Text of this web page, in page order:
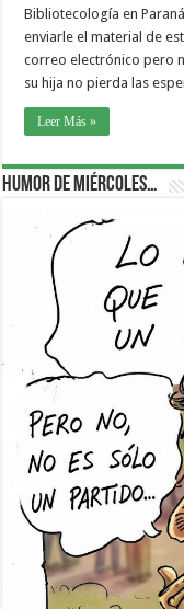
Bibliotecología en
enviarle el material de
correo electrónico pero
su hija no pierda las
Leer Más »
Humor de Miércoles…